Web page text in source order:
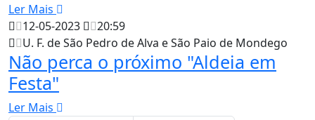
Ler Mais
12-05-2023
20:59
U. F. de São Pedro de Alva e São Paio de Mondego
Não perca o próximo "Aldeia em
Festa"
Ler Mais